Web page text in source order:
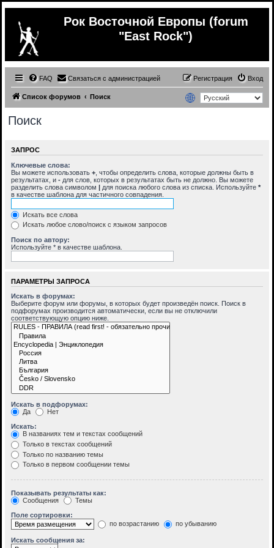
Рок Восточной Европы (forum
"East Rock")
FAQ Связаться с администрацией Вход
Регистрация
Список форумов Поиск
Поиск
ЗАПРОС
Ключевые слова:
Вы можете использовать + , чтобы определить слова, которые должны быть в
результатах, и - для слов, которых в результатах быть не должно. Вы можете
разделить слова символом | для поиска любого слова из списка. Используйте *
в качестве шаблона для частичного совпадения.
Искать все слова
Искать любое слово/поиск с языком запросов
Поиск по автору:
Используйте * в качестве шаблона.
ПАРАМЕТРЫ ЗАПРОСА
Искать в форумах:
Выберите форум или форумы, в которых будет произведён поиск. Поиск в
подфорумах производится автоматически, если вы не отключили
соответствующую опцию ниже.
Искать в подфорумах:
Да
Нет
Искать:
В названиях тем и текстах сообщений
Только в текстах сообщений
Только по названию темы
Только в первом сообщении темы
Показывать результаты как:
Сообщения
Темы
Поле сортировки:
по возрастанию
по убыванию
Искать сообщения за: